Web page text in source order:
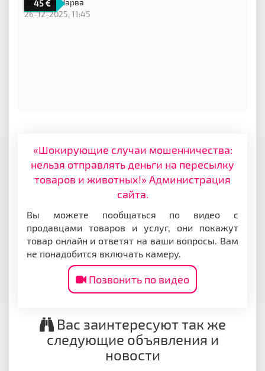
45
Эстония,
Нарва
26-12-2025, 11:45
«Шокирующие случаи мошенничества:
нельзя отправлять деньги на пересылку
товаров и животных!» Администрация
сайта.
Вы можете пообщаться по видео с
продавцами товаров и услуг, они покажут
товар онлайн и ответят на ваши вопросы. Вам
не понадобится включать камеру.
Позвонить по видео
Вас заинтересуют так же
следующие объявления и
новости